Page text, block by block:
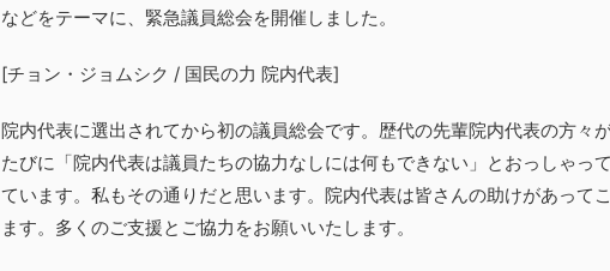
などをテーマに、緊急議員総会を開催しました。
[チョン・ジョムシク / 国民の力 院内代表]
院内代表に選出されてから初の議員総会です。歴代の先輩院内代表の方々
たびに「院内代表は議員たちの協力なしには何もできない」とおっしゃっ
ています。私もその通りだと思います。院内代表は皆さんの助けがあって
ます。多くのご支援とご協力をお願いいたします。